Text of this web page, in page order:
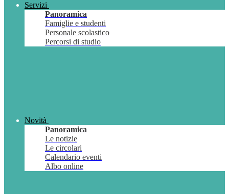
Servizi
Panoramica
Famiglie e studenti
Personale scolastico
Percorsi di studio
Novità
Panoramica
Le notizie
Le circolari
Calendario eventi
Albo online